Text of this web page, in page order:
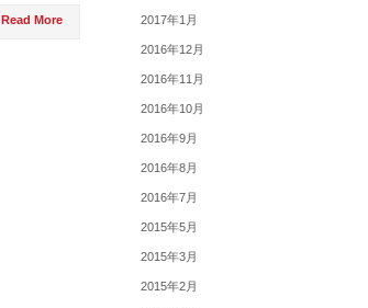
Read More 2017年1月
2016年12月
2016年11月
2016年10月
2016年9月
2016年8月
2016年7月
2015年5月
2015年3月
2015年2月